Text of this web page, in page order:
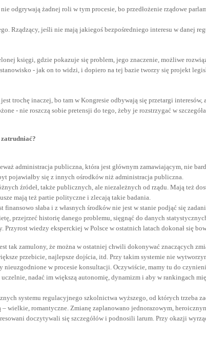
odgrywają żadnej roli w tym procesie, bo przedłożenie rządowe
Rządzący, jeśli nie mają jakiegoś bezpośredniego interesu w danej
księgi, gdzie pokazuje się problem, jego znaczenie, możliwe
- jak on to widzi, i dopiero na tej bazie tworzy się projekt
inaczej, bo tam w Kongresie odbywają się przetargi interesów,
- nie roszczą sobie pretensji do tego, żeby je rozstrzygać w
administracja publiczna, która jest głównym zamawiającym, nie
pojawiałby się z innych ośrodków niż administracja publiczna.
źródeł, także publicznych, ale niezależnych od rządu. Mają też
mają też partie polityczne i zlecają takie badania.
słaba i z własnych środków nie jest w stanie podjąć się
przejrzeć historię danego problemu, sięgnąć do danych
wiedzy eksperckiej w Polsce w ostatnich latach dokonał się
zamulony, że można w ostatniej chwili dokonywać znaczących
przebicie, najlepsze dojścia, itd. Przy takim systemie nie
w procesie konsultacji. Oczywiście, mamy tu do
nadać im większą autonomię, dynamizm i aby w rankingach
systemu regulacyjnego szkolnictwa wyższego, od których trzeba
romantyczne. Zmianę zaplanowano jednorazowym,
doczytywali się szczegółów i podnosili larum. Przy okazji